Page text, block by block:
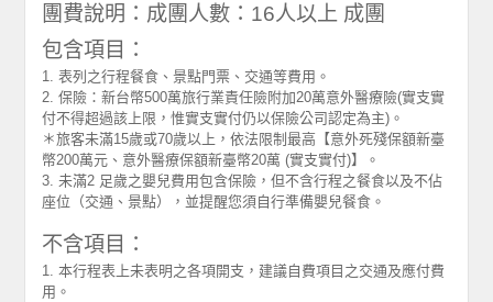
團費說明：成團人數：16人以上 成團
包含項目：
1. 表列之行程餐食、景點門票、交通等費用。
2. 保險：新台幣500萬旅行業責任險附加20萬意外醫療險(實支實
付不得超過該上限，惟實支實付仍以保險公司認定為主)。
＊旅客未滿15歲或70歲以上，依法限制最高【意外死殘保額新臺
幣200萬元、意外醫療保額新臺幣20萬 (實支實付)】。
3. 未滿2 足歲之嬰兒費用包含保險，但不含行程之餐食以及不佔
座位（交通、景點），並提醒您須自行準備嬰兒餐食。
不含項目：
1. 本行程表上未表明之各項開支，建議自費項目之交通及應付費
用。